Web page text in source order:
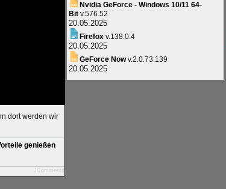
dort werden wir
genießen
JComments
Nvidia GeForce - Windows 10/11 64-
Bit v.576.52
20.05.2025
Firefox v.138.0.4
20.05.2025
GeForce Nowv.2.0.73.139
20.05.2025